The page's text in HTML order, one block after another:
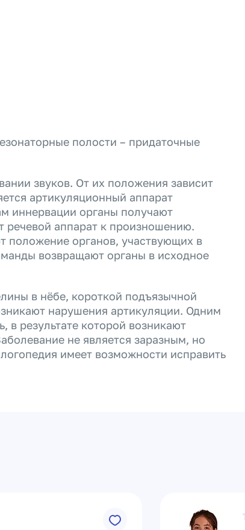
полости – придаточные
звуков. От их положения зависит
артикуляционный аппарат
иннервации органы получают
речевой аппарат к произношению.
положение органов, участвующих в
возвращают органы в исходное
в нёбе, короткой подъязычной
нарушения артикуляции. Одним
в результате которой возникают
не является заразным, но
имеет возможности исправить